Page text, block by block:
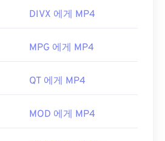
DIVX 에게 MP4
MPG 에게 MP4
QT 에게 MP4
MOD 에게 MP4